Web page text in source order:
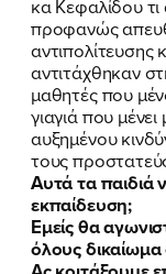
κα Κεφαλίδου
προφανώς
αντιτάχθηκαν
μαθητές που
γιαγιά που
αυξημένου
τους
Αυτά τα παιδιά
εκπαίδευση;
Εμείς θα
όλους